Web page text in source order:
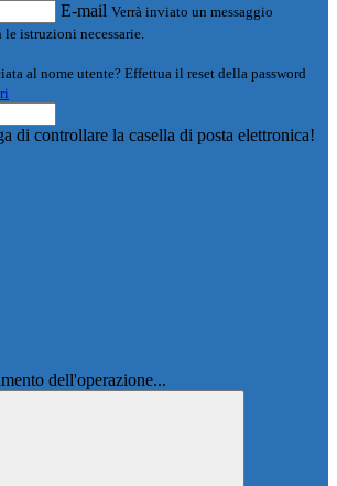
E-mail Verrà inviato un messaggio
istruzioni necessarie.
al nome utente? Effettua il reset della password
di controllare la casella di posta elettronica!
dell'operazione...